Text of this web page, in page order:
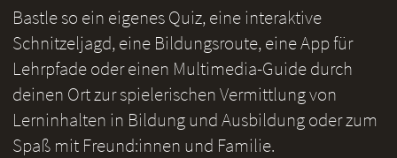
Bastle so ein eigenes Quiz, eine interaktive
Schnitzeljagd, eine Bildungsroute, eine App für
Lehrpfade oder einen Multimedia-Guide durch
deinen Ort zur spielerischen Vermittlung von
Lerninhalten in Bildung und Ausbildung oder zum
Spaß mit Freund:innen und Familie.